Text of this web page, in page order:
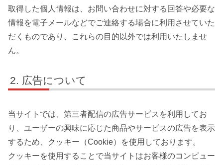
取得した個人情報は、お問い合わせに対する回答や必要な
情報を電子メールなどでご連絡する場合に利用させていた
だくものであり、これらの目的以外では利用いたしませ
ん。
広告について
当サイトでは、第三者配信の広告サービスを利用してお
り、ユーザーの興味に応じた商品やサービスの広告を表示
するため、クッキー（Cookie）を使用しております。
クッキーを使用することで当サイトはお客様のコンピュー